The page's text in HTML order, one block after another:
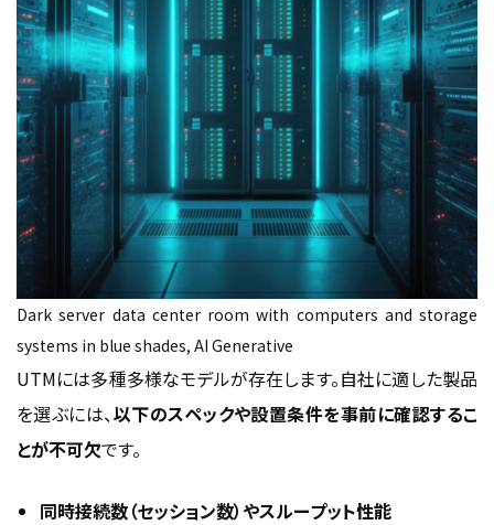
Dark server data center room with computers and storage
systems in blue shades, AI Generative
UTMには多種多様なモデルが存在します。自社に適した製品
を選ぶには、以下のスペックや設置条件を事前に確認するこ
とが不可欠です。
同時接続数（セッション数）やスループット性能